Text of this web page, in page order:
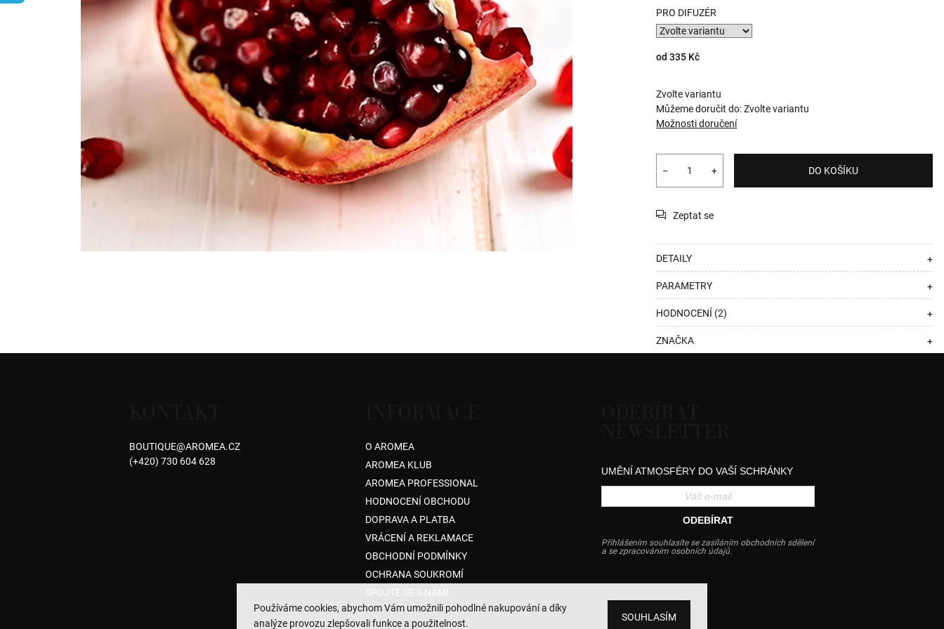
Používáme cookies, abychom Vám umožnili pohodlné nakupování a díky
analýze provozu zlepšovali funkce a použitelnost.
SOUHLASÍM
PRO DIFUZÉR
od335 Kč
Zvolte variantu
Můžeme doručit do: Zvolte variantu
Možnosti doručení
+
− DO KOŠÍKU
Zeptat se
DETAILY +
PARAMETRY +
HODNOCENÍ (2) +
ZNAČKA +
BOUTIQUE@AROMEA.CZ
(+420) 730 604 628
O AROMEA
AROMEA KLUB
AROMEA PROFESSIONAL
HODNOCENÍ OBCHODU
DOPRAVA A PLATBA
VRÁCENÍ A REKLAMACE
OBCHODNÍ PODMÍNKY
OCHRANA SOUKROMÍ
SPOJTE SE S NÁMI
UMĚNÍ ATMOSFÉRY DO VAŠÍ SCHRÁNKY
ODEBÍRAT
Přihlášením souhlasíte se zasíláním obchodních sdělení
a se zpracováním osobních údajů.